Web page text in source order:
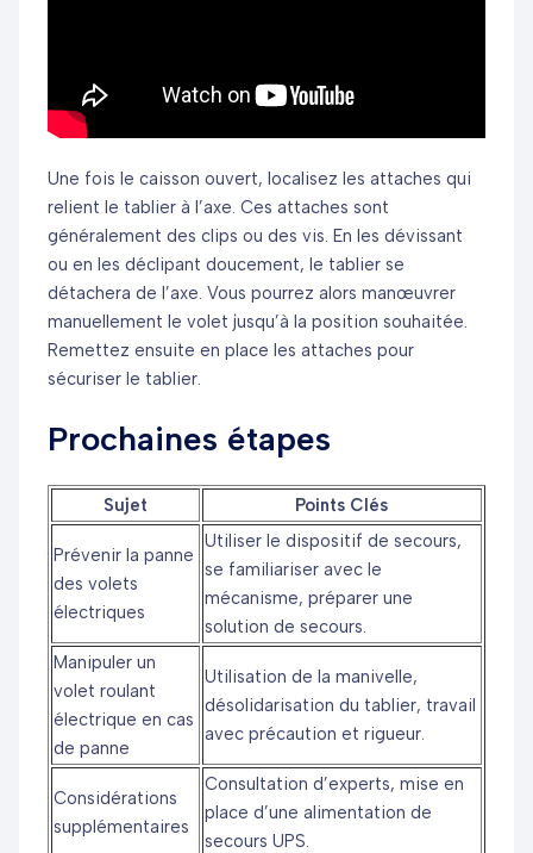
Une fois le caisson ouvert, localisez les attaches qui
relient le tablier à l’axe. Ces attaches sont
généralement des clips ou des vis. En les dévissant
ou en les déclipant doucement, le tablier se
détachera de l’axe. Vous pourrez alors manœuvrer
manuellement le volet jusqu’à la position souhaitée.
Remettez ensuite en place les attaches pour
sécuriser le tablier.
Prochaines étapes
Sujet Points Clés
Prévenir la panne
des volets
électriques
Utiliser le dispositif de secours,
se familiariser avec le
mécanisme, préparer une
solution de secours.
Manipuler un
volet roulant
électrique en cas
de panne
Utilisation de la manivelle,
désolidarisation du tablier, travail
avec précaution et rigueur.
Considérations
supplémentaires
Consultation d’experts, mise en
place d’une alimentation de
secours UPS.